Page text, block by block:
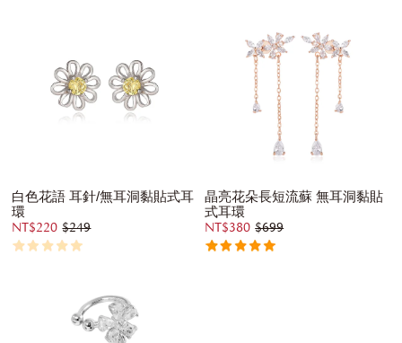
白色花語 耳針/無耳洞黏貼式耳
環
NT$220 $249
晶亮花朵長短流蘇 無耳洞黏貼
式耳環
NT$380 $699